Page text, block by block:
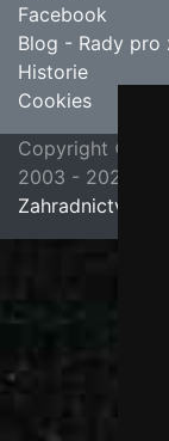
Facebook
Blog - Rady pro
Historie
Cookies
Copyright ©
2003 - 2026
Zahradnictví